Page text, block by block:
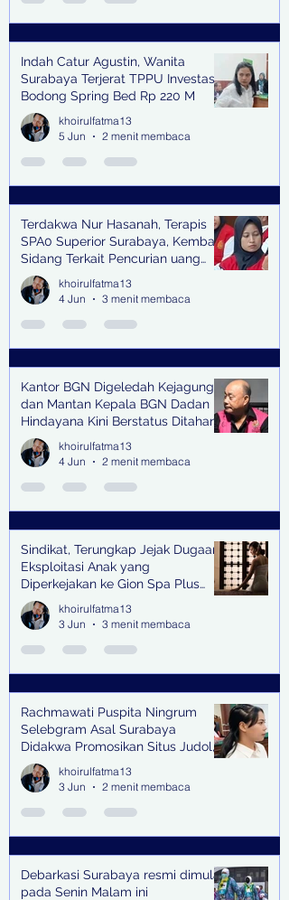
Indah Catur Agustin, Wanita
Surabaya Terjerat TPPU Investasi
Bodong Spring Bed Rp 220 M
khoirulfatma13
5 Jun
2 menit membaca
Terdakwa Nur Hasanah, Terapis
SPA0 Superior Surabaya, Kembali
Sidang Terkait Pencurian uang
senilai Rp1,285 M di PN Surabaya
khoirulfatma13
4 Jun
3 menit membaca
Kantor BGN Digeledah Kejagung
dan Mantan Kepala BGN Dadan
Hindayana Kini Berstatus Ditahan
khoirulfatma13
4 Jun
2 menit membaca
Sindikat, Terungkap Jejak Dugaan
Eksploitasi Anak yang
Diperkejakan ke Gion Spa Plus
and Pub Surabaya,
khoirulfatma13
3 Jun
3 menit membaca
Rachmawati Puspita Ningrum
Selebgram Asal Surabaya
Didakwa Promosikan Situs Judol,
Raup Rp2 Juta dari Tiga Kali
Endorse
khoirulfatma13
3 Jun
2 menit membaca
Debarkasi Surabaya resmi dimulai
pada Senin Malam ini